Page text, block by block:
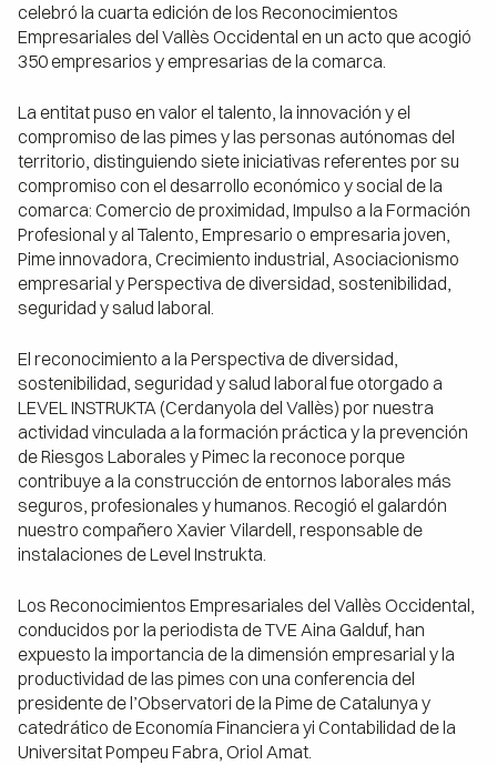
celebró la cuarta edición de los Reconocimientos
Empresariales del Vallès Occidental en un acto que acogió
350 empresarios y empresarias de la comarca.
La entitat puso en valor el talento, la innovación y el
compromiso de las pimes y las personas autónomas del
territorio, distinguiendo siete iniciativas referentes por su
compromiso con el desarrollo económico y social de la
comarca: Comercio de proximidad, Impulso a la Formación
Profesional y al Talento, Empresario o empresaria joven,
Pime innovadora, Crecimiento industrial, Asociacionismo
empresarial y Perspectiva de diversidad, sostenibilidad,
seguridad y salud laboral.
El reconocimiento a la Perspectiva de diversidad,
sostenibilidad, seguridad y salud laboral fue otorgado a
LEVEL INSTRUKTA (Cerdanyola del Vallès) por nuestra
actividad vinculada a la formación práctica y la prevención
de Riesgos Laborales y Pimec la reconoce porque
contribuye a la construcción de entornos laborales más
seguros, profesionales y humanos. Recogió el galardón
nuestro compañero Xavier Vilardell, responsable de
instalaciones de Level Instrukta.
Los Reconocimientos Empresariales del Vallès Occidental,
conducidos por la periodista de TVE Aina Galduf, han
expuesto la importancia de la dimensión empresarial y la
productividad de las pimes con una conferencia del
presidente de l’Observatori de la Pime de Catalunya y
catedrático de Economía Financiera yi Contabilidad de la
Universitat Pompeu Fabra, Oriol Amat.